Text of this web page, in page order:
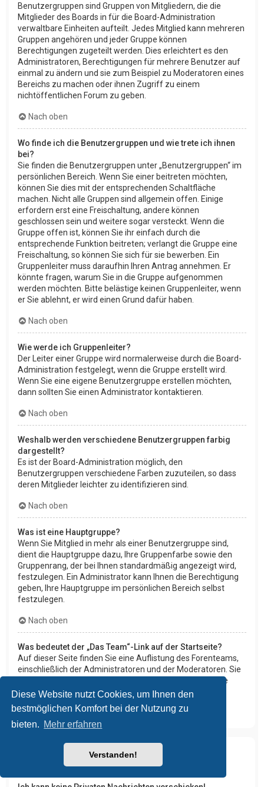
Diese Website nutzt Cookies, um Ihnen den
bestmöglichen Komfort bei der Nutzung zu
bieten. Mehr erfahren
Verstanden!
Benutzergruppen sind Gruppen von Mitgliedern, die die
Mitglieder des Boards in für die Board-Administration
verwaltbare Einheiten aufteilt. Jedes Mitglied kann mehreren
Gruppen angehören und jeder Gruppe können
Berechtigungen zugeteilt werden. Dies erleichtert es den
Administratoren, Berechtigungen für mehrere Benutzer auf
einmal zu ändern und sie zum Beispiel zu Moderatoren eines
Bereichs zu machen oder ihnen Zugriff zu einem
nichtöffentlichen Forum zu geben.
Nach oben
Wo finde ich die Benutzergruppen und wie trete ich ihnen
bei?
Sie finden die Benutzergruppen unter „Benutzergruppen“ im
persönlichen Bereich. Wenn Sie einer beitreten möchten,
können Sie dies mit der entsprechenden Schaltfläche
machen. Nicht alle Gruppen sind allgemein offen. Einige
erfordern erst eine Freischaltung, andere können
geschlossen sein und weitere sogar versteckt. Wenn die
Gruppe offen ist, können Sie ihr einfach durch die
entsprechende Funktion beitreten; verlangt die Gruppe eine
Freischaltung, so können Sie sich für sie bewerben. Ein
Gruppenleiter muss daraufhin Ihren Antrag annehmen. Er
könnte fragen, warum Sie in die Gruppe aufgenommen
werden möchten. Bitte belästige keinen Gruppenleiter, wenn
er Sie ablehnt, er wird einen Grund dafür haben.
Nach oben
Wie werde ich Gruppenleiter?
Der Leiter einer Gruppe wird normalerweise durch die Board-
Administration festgelegt, wenn die Gruppe erstellt wird.
Wenn Sie eine eigene Benutzergruppe erstellen möchten,
dann sollten Sie einen Administrator kontaktieren.
Nach oben
Weshalb werden verschiedene Benutzergruppen farbig
dargestellt?
Es ist der Board-Administration möglich, den
Benutzergruppen verschiedene Farben zuzuteilen, so dass
deren Mitglieder leichter zu identifizieren sind.
Nach oben
Was ist eine Hauptgruppe?
Wenn Sie Mitglied in mehr als einer Benutzergruppe sind,
dient die Hauptgruppe dazu, Ihre Gruppenfarbe sowie den
Gruppenrang, der bei Ihnen standardmäßig angezeigt wird,
festzulegen. Ein Administrator kann Ihnen die Berechtigung
geben, Ihre Hauptgruppe im persönlichen Bereich selbst
festzulegen.
Nach oben
Was bedeutet der „Das Team“-Link auf der Startseite?
Auf dieser Seite finden Sie eine Auflistung des Forenteams,
einschließlich der Administratoren und der Moderatoren. Sie
finden hier auch weitere Informationen wie die Foren, die
diese im Einzelnen moderieren.
Nach oben
Private Nachrichten